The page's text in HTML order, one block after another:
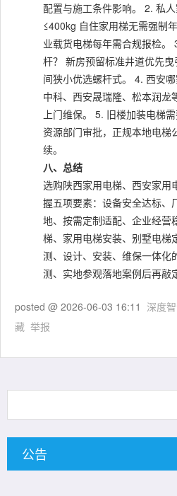
配置与施工条件影响。 2. 私
≤400kg 自住家用梯无需强制
业载货电梯每年需合规报检。
杆？ 新房预留标准井道优先
间狭小优选螺杆式。 4. 西安
中科、西安晟瑞隆、松本润
上门维保。 5. 旧楼加装电梯
资源部门审批，正规本地电梯
续。
八、总结
选购陕西家用电梯、西安家用
握五项要素：设备安全达标、
地、按需定制适配、企业经营
梯、家用电梯安装、别墅电梯
测、设计、安装、维保一体化
测、实地参观落地案例后再敲
posted @ 2026-06-03 16:11 深度
藏 举报
公告